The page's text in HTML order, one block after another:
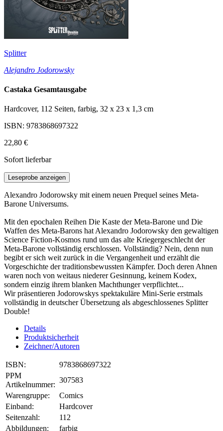
Splitter
Alejandro Jodorowsky
Castaka Gesamtausgabe
Hardcover, 112 Seiten, farbig, 32 x 23 x 1,3 cm
ISBN: 9783868697322
22,80 €
Sofort lieferbar
Leseprobe anzeigen
Alexandro Jodorowsky mit einem neuen Prequel seines Meta-
Barone Universums.
Mit den epochalen Reihen Die Kaste der Meta-Barone und Die
Waffen des Meta-Barons hat Alexandro Jodorowsky den gewaltigen
Science Fiction-Kosmos rund um das alte Kriegergeschlecht der
Meta-Barone vollständig erschlossen. Vollständig? Nein, denn nun
begibt er sich weit zurück in die Vergangenheit und erzählt die
Vorgeschichte der traditionsbewussten Kämpfer. Doch deren Ahnen
waren noch von weitaus niederer Gesinnung, keinem Kodex,
sondern einzig ihrem blanken Machthunger verpflichtet...
Wir präsentieren Jodorowskys spektakuläre Mini-Serie erstmals
vollständig in deutscher Übersetzung als abgeschlossenes Splitter
Double!
Details
Produktsicherheit
Zeichner/Autoren
ISBN:
9783868697322
PPM
Artikelnummer:
307583
Warengruppe:
Comics
Einband:
Hardcover
Seitenzahl:
112
Abbildungen:
farbig